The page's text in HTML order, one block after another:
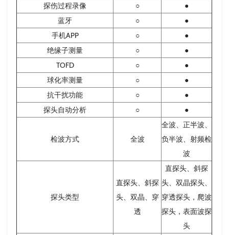
探伤过程录像
○
●
蓝牙
○
●
手机APP
○
●
绝缘子测量
○
●
TOFD
○
●
球化率测量
○
●
抗干扰功能
○
●
探头自动分析
○ ●
检波方式 全波
全波、正半波、
负半波、射频检
波
探头类型
直探头、斜探
头、双晶、穿
透
直探头、斜探
头、双晶探头、
穿透探头，爬波
探头，表面波探
头